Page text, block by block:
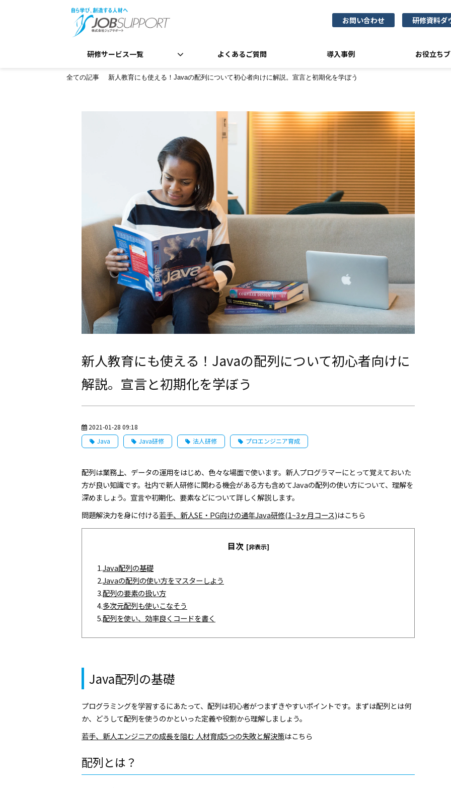
お問い合わせ 研修資料ダ
研修サービス一覧 よくあるご質問 導入事例 お役立ち
全ての記事 新人教育にも使える！Javaの配列について初心者向けに解説。宣言と初期化を学ぼう
新人教育にも使える！Javaの配列について初心者向けに
解説。宣言と初期化を学ぼう
2021-01-28 09:18
Java
Java研修 法人研修 プロエンジニア育成
配列は業務上、データの運用をはじめ、色々な場面で使います。新人プログラマーにとって覚えておいた
方が良い知識です。社内で新人研修に関わる機会がある方も含めてJavaの配列の使い方について、理解を
深めましょう。宣言や初期化、要素などについて詳しく解説します。
問題解決力を身に付ける若手、新人SE・PG向けの通年Java研修(1~3ヶ月コース)はこちら
目次 [非表示]
1.Java配列の基礎
2.Javaの配列の使い方をマスターしよう
3.配列の要素の扱い方
4.多次元配列も使いこなそう
5.配列を使い、効率良くコードを書く
Java配列の基礎
プログラミングを学習するにあたって、配列は初心者がつまずきやすいポイントです。まずは配列とは何
か、どうして配列を使うのかといった定義や役割から理解しましょう。
若手、新人エンジニアの成長を阻む 人材育成5つの失敗と解決策はこちら
配列とは？